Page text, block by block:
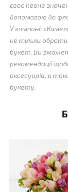
своє певне
допомогою до
У компанії
не тільки
букет. Ви
рекомендації
аксесуарів, а
букету.